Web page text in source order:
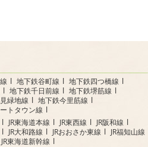
地下鉄谷町線
地下鉄四つ橋線
地下鉄千日前線
地下鉄堺筋線
緑地線
地下鉄今里筋線
トタウン線
JR東海道本線 JR東西線
JR阪和線
JR大和路線 JRおおさか東線
JR福知山線
JR東海道新幹線